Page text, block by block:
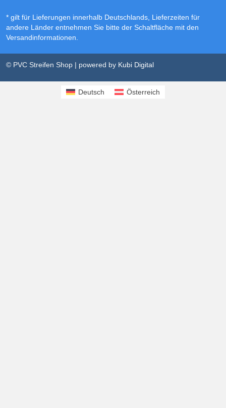
* gilt für Lieferungen innerhalb Deutschlands, Lieferzeiten für
andere Länder entnehmen Sie bitte der Schaltfläche mit den
Versandinformationen
© PVC Streifen Shop | powered by Kubi Digital
Deutsch Österreich